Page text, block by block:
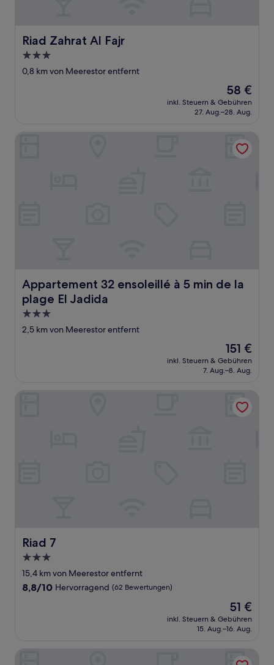
Riad Zahrat Al Fajr
Riad Zahrat Al Fajr
3.0-
Sterne-
0,8 km von Meerestor entfernt
Der
Preis
beträgt
58 €
inkl. Steuern & Gebühren
27. Aug.–28. Aug.
Appartement 32 ensoleillé à 5 min de la
plage El Jadida
Appartement 32 ensoleillé à 5 min de la plage El Jadida
3.0-
Sterne-
2,5 km von Meerestor entfernt
Der
Preis
beträgt
151 €
inkl. Steuern & Gebühren
7. Aug.–8. Aug.
Appartement 32 ensoleillé à 5 min de la plage El Jadida
Riad 7
Riad 7
3.0-
Sterne-
Unterkunft
15,4 km von Meerestor entfernt
8.8
8,8/10 Hervorragend (62 Bewertungen)
Der
Preis
beträgt
51 €
inkl. Steuern & Gebühren
15. Aug.–16. Aug.